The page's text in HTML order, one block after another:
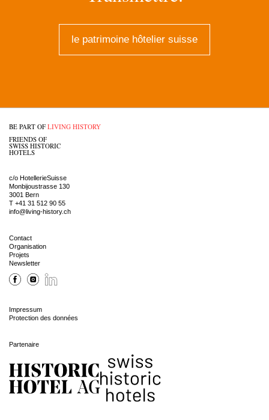
le patrimoine hôtelier suisse
BE PART OF LIVING HISTORY
FRIENDS OF
SWISS HISTORIC
HOTELS
Contact
Organisation
Projets
Newsletter
Impressum
Protection des données
Partenaire
c/o HotellerieSuisse
Monbijoustrasse 130
3001 Bern
T +41 31 512 90 55
info@living-history.ch